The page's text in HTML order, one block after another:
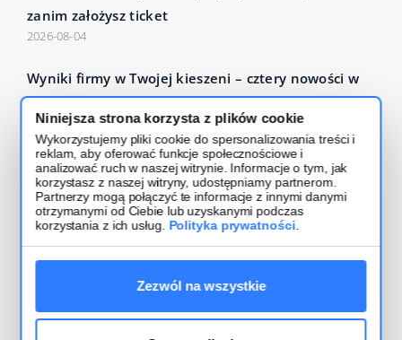
Niniejsza strona korzysta z plików cookie
Wykorzystujemy pliki cookie do spersonalizowania treści i
reklam, aby oferować funkcje społecznościowe i
analizować ruch w naszej witrynie. Informacje o tym, jak
korzystasz z naszej witryny, udostępniamy partnerom.
Partnerzy mogą połączyć te informacje z innymi danymi
otrzymanymi od Ciebie lub uzyskanymi podczas
korzystania z ich usług. Polityka prywatności.
Zezwól na wszystkie
zanim założysz ticket
2026-08-04
Wyniki firmy w Twojej kieszeni – cztery nowości w
Base Analytics
2026-07-27
Czytaj więcej – Base Blog
Bezpieczeństwo i polityka prywatności